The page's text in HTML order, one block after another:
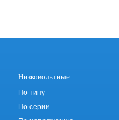
Низковольтные
По типу
По серии